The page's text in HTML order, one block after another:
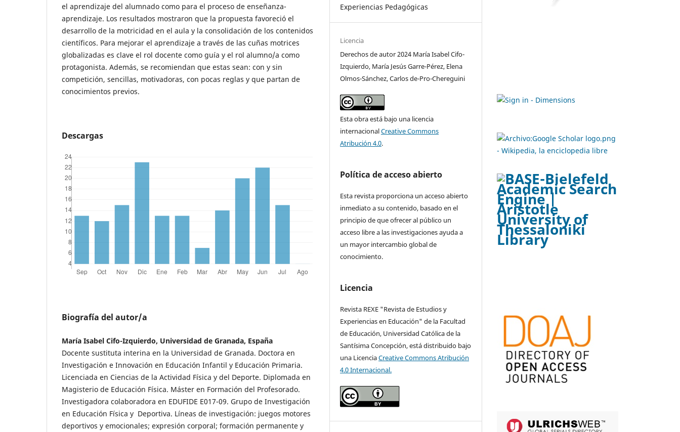
el aprendizaje del alumnado como para el proceso de enseñanza-
aprendizaje. Los resultados mostraron que la propuesta favoreció el
desarrollo de la motricidad en el aula y la consolidación de los contenidos
científicos. Para mejorar el aprendizaje a través de las cuñas motrices
globalizadas es clave el rol docente como guía y el rol alumno/a como
protagonista. Además, se recomiendan que estas sean: con y sin
competición, sencillas, motivadoras, con pocas reglas y que partan de
conocimientos previos.
Descargas
Biografía del autor/a
María Isabel Cifo-Izquierdo, Universidad de Granada, España
Docente sustituta interina en la Universidad de Granada. Doctora en
Investigación e Innovación en Educación Infantil y Educación Primaria.
Licenciada en Ciencias de la Actividad Física y del Deporte. Diplomada en
Magisterio de Educación Física. Máster en Formación del Profesorado.
Investigadora colaboradora en EDUFIDE E017-09. Grupo de Investigación
en Educación Física y Deportiva. Líneas de investigación: juegos motores
deportivos y emocionales; expresión corporal; formación permanente y
Experiencias Pedagógicas
Licencia
Derechos de autor 2024 María Isabel Cifo-
Izquierdo, María Jesús Garre-Pérez, Elena
Olmos-Sánchez, Carlos de-Pro-Chereguini
Esta obra está bajo una licencia
internacionalCreative Commons
Atribución 4.0.
Política de acceso abierto
Esta revista proporciona un acceso abierto
inmediato a su contenido, basado en el
principio de que ofrecer al público un
acceso libre a las investigaciones ayuda a
un mayor intercambio global de
conocimiento.
Licencia
Revista REXE "Revista de Estudios y
Experiencias en Educación" de la Facultad
de Educación, Universidad Católica de la
Santísima Concepción, está distribuido bajo
una LicenciaCreative Commons Atribución
4.0 Internacional.